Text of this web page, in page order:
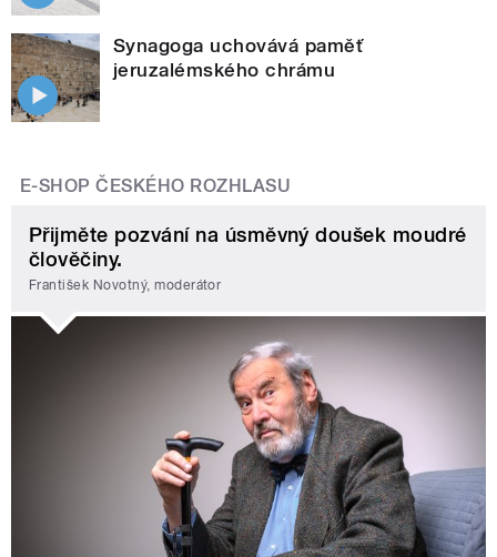
Synagoga uchovává paměť
jeruzalémského chrámu
E-SHOP ČESKÉHO ROZHLASU
Přijměte pozvání na úsměvný doušek moudré
člověčiny.
František Novotný, moderátor